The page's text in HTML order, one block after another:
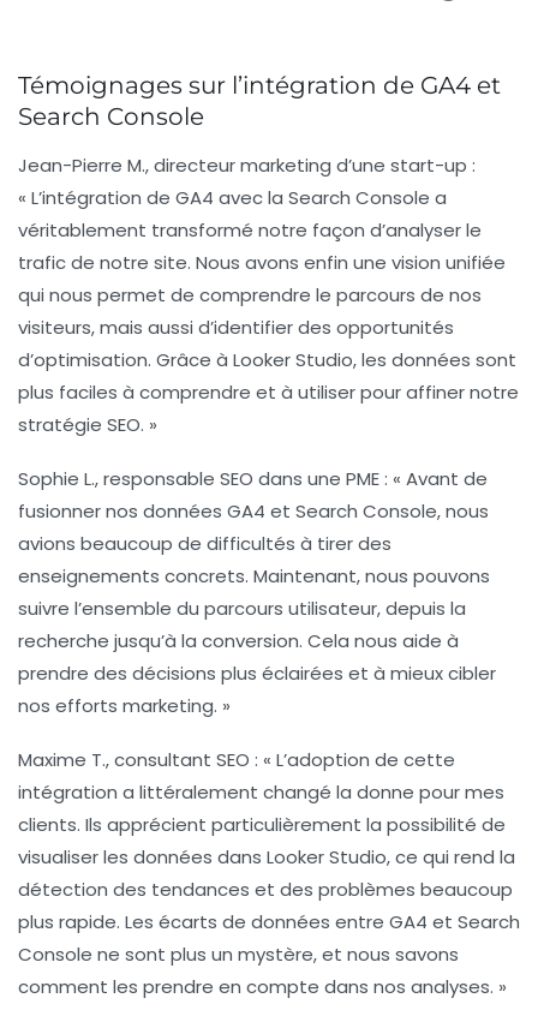
Témoignages sur l’intégration de GA4 et
Search Console
Jean-Pierre M., directeur marketing d’une start-up :
« L’intégration de GA4 avec la Search Console a
véritablement transformé notre façon d’analyser le
trafic de notre site. Nous avons enfin une vision unifiée
qui nous permet de comprendre le parcours de nos
visiteurs, mais aussi d’identifier des opportunités
d’optimisation. Grâce à Looker Studio, les données sont
plus faciles à comprendre et à utiliser pour affiner notre
stratégie SEO. »
Sophie L., responsable SEO dans une PME : « Avant de
fusionner nos données GA4 et Search Console, nous
avions beaucoup de difficultés à tirer des
enseignements concrets. Maintenant, nous pouvons
suivre l’ensemble du parcours utilisateur, depuis la
recherche jusqu’à la conversion. Cela nous aide à
prendre des décisions plus éclairées et à mieux cibler
nos efforts marketing. »
Maxime T., consultant SEO : « L’adoption de cette
intégration a littéralement changé la donne pour mes
clients. Ils apprécient particulièrement la possibilité de
visualiser les données dans Looker Studio, ce qui rend la
détection des tendances et des problèmes beaucoup
plus rapide. Les écarts de données entre GA4 et Search
Console ne sont plus un mystère, et nous savons
comment les prendre en compte dans nos analyses. »